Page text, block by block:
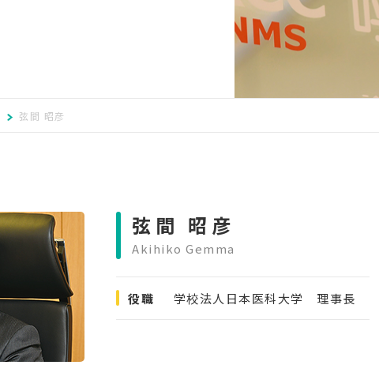
弦間 昭彦
弦間 昭彦
Akihiko Gemma
役職 学校法人日本医科大学 理事長